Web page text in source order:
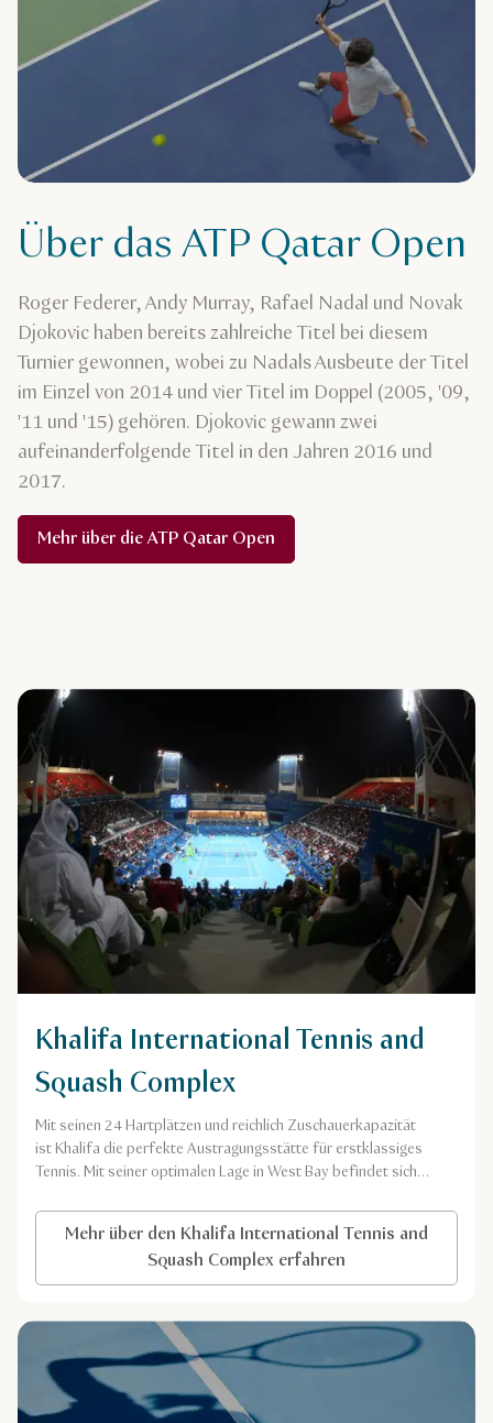
Über das ATP Qatar Open
Roger Federer, Andy Murray, Rafael Nadal und Novak
Djokovic haben bereits zahlreiche Titel bei diesem
Turnier gewonnen, wobei zu Nadals Ausbeute der Titel
im Einzel von 2014 und vier Titel im Doppel (2005, '09,
'11 und '15) gehören. Djokovic gewann zwei
aufeinanderfolgende Titel in den Jahren 2016 und
2017.
Mehr über die ATP Qatar Open
Khalifa International Tennis and
Squash Complex
Mit seinen 24 Hartplätzen und reichlich Zuschauerkapazität
ist Khalifa die perfekte Austragungsstätte für erstklassiges
Tennis. Mit seiner optimalen Lage in West Bay befindet sich
von Doha.
Mehr über den Khalifa International Tennis and
Squash Complex erfahren